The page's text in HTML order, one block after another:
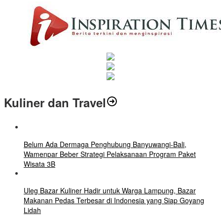
Kuliner dan Travel
Belum Ada Dermaga Penghubung Banyuwangi-Bali,
Wamenpar Beber Strategi Pelaksanaan Program Paket
Wisata 3B
Uleg Bazar Kuliner Hadir untuk Warga Lampung, Bazar
Makanan Pedas Terbesar di Indonesia yang Siap Goyang
Lidah